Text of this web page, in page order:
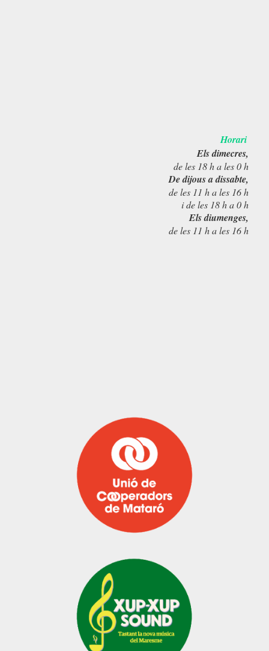
Horari
Els dimecres,
de les 18 h a les 0 h
De dijous a dissabte,
de les 11 h a les 16 h
i de les 18 h a 0 h
Els diumenges,
de les 11 h a les 16 h